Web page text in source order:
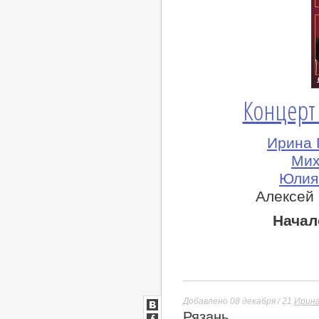
Ирина
Юлия
Алексей
Добавлено 08 декабря / 21
ВКонтакте